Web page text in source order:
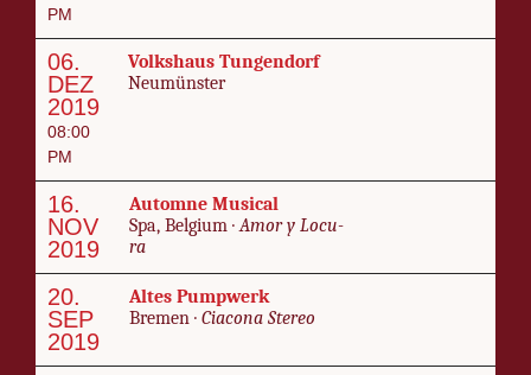
PM
06.
DEZ
2019
08:00
PM
Volk­shaus Tun­gen­dorf
Neumün­ster
16.
NOV
2019
Au­tomne Mu­si­cal
Spa, Bel­gium ·Amor y Locu­
ra
20.
SEP
2019
Altes Pump­w­erk
Bre­men · Cia­cona Stereo